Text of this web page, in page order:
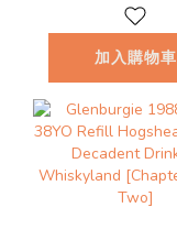
Dreams
加入購物車